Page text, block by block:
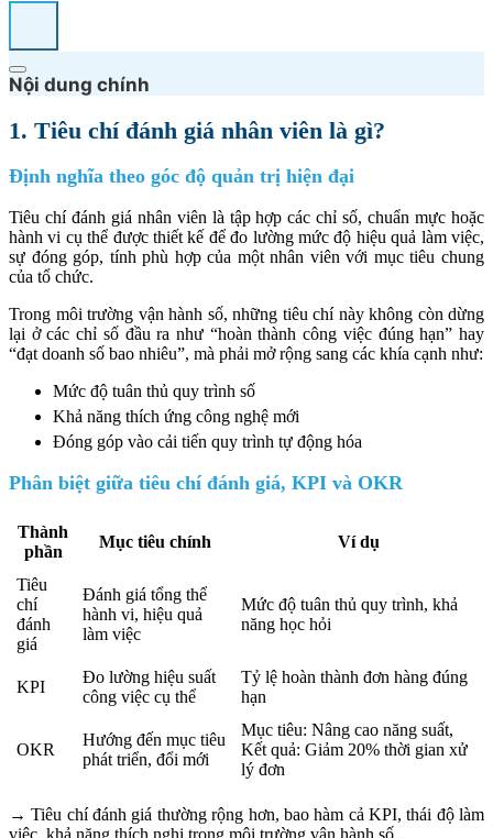
Nội dung chính
1. Tiêu chí đánh giá nhân viên là gì?
Định nghĩa theo góc độ quản trị hiện đại
Tiêu chí đánh giá nhân viên là tập hợp các chỉ số, chuẩn mực hoặc
hành vi cụ thể được thiết kế để đo lường mức độ hiệu quả làm việc,
sự đóng góp, tính phù hợp của một nhân viên với mục tiêu chung
của tổ chức.
Trong môi trường vận hành số, những tiêu chí này không còn dừng
lại ở các chỉ số đầu ra như “hoàn thành công việc đúng hạn” hay
“đạt doanh số bao nhiêu”, mà phải mở rộng sang các khía cạnh như:
Mức độ tuân thủ quy trình số
Khả năng thích ứng công nghệ mới
Đóng góp vào cải tiến quy trình tự động hóa
Phân biệt giữa tiêu chí đánh giá, KPI và OKR
Thành
phần
Mục tiêu chính Ví dụ
Tiêu
chí
đánh
giá
Đánh giá tổng thể
hành vi, hiệu quả
làm việc
Mức độ tuân thủ quy trình, khả
năng học hỏi
KPI
Đo lường hiệu suất
công việc cụ thể
Tỷ lệ hoàn thành đơn hàng đúng
hạn
OKR
Hướng đến mục tiêu
phát triển, đổi mới
Mục tiêu: Nâng cao năng suất,
Kết quả: Giảm 20% thời gian xử
lý đơn
→ Tiêu chí đánh giá thường rộng hơn, bao hàm cả KPI, thái độ làm
việc, khả năng thích nghi trong môi trường vận hành số.